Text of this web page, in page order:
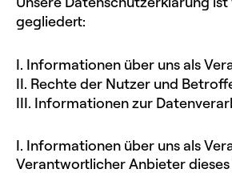
gegliedert:
I. Informationen über uns als
II. Rechte der Nutzer und
III. Informationen zur
I. Informationen über uns als
Verantwortlicher Anbieter